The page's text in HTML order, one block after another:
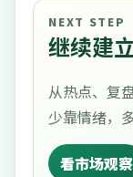
NEXT STEP
继续建
从热点、复
少靠情绪，
看市场观察